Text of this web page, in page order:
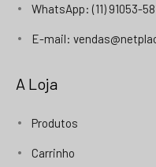
WhatsApp: (11) 91053-
E-mail:
A Loja
Produtos
Carrinho